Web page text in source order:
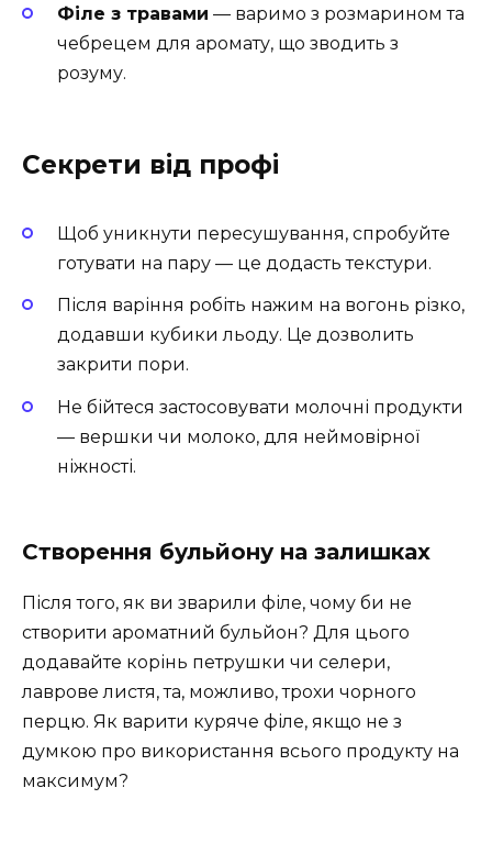
Філе з травами — варимо з розмарином та
чебрецем для аромату, що зводить з
розуму.
Секрети від профі
Щоб уникнути пересушування, спробуйте
готувати на пару — це додасть текстури.
Після варіння робіть нажим на вогонь різко,
додавши кубики льоду. Це дозволить
закрити пори.
Не бійтеся застосовувати молочні продукти
— вершки чи молоко, для неймовірної
ніжності.
Створення бульйону на залишках
Після того, як ви зварили філе, чому би не
створити ароматний бульйон? Для цього
додавайте корінь петрушки чи селери,
лаврове листя, та, можливо, трохи чорного
перцю. Як варити куряче філе, якщо не з
думкою про використання всього продукту на
максимум?